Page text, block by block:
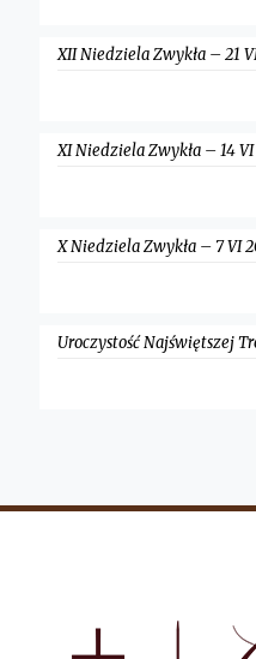
XII Niedziela Zwykła – 21
XI Niedziela Zwykła – 14 VI
X Niedziela Zwykła – 7 VI
Uroczystość Najświętszej